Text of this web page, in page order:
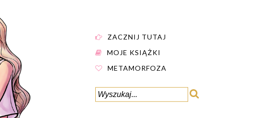
ZACZNIJ TUTAJ
MOJE KSIĄŻKI
METAMORFOZA